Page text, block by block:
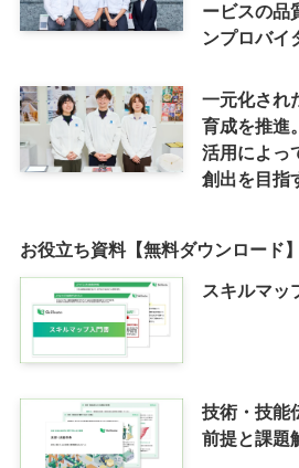
ービスの品
ンプロバイ
一元化され
育成を推進
活用によっ
創出を目指
お役立ち資料【無料ダウンロード】
スキルマッ
技術・技能
前提と課題